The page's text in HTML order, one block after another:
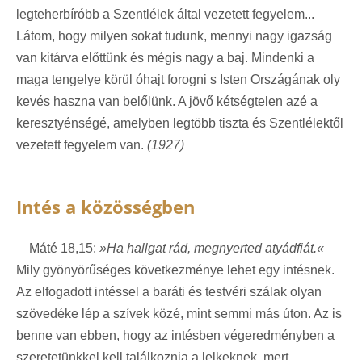
legteherbíróbb a Szentlélek által vezetett fegyelem...
Látom, hogy milyen sokat tudunk, mennyi nagy igazság
van kitárva előttünk és mégis nagy a baj. Mindenki a
maga tengelye körül óhajt forogni s Isten Országának oly
kevés haszna van belőlünk. A jövő kétségtelen azé a
keresztyénségé, amelyben legtöbb tiszta és Szentlélektől
vezetett fegyelem van. (1927)
Intés a közösségben
Máté 18,15: »Ha hallgat rád, megnyerted atyádfiát.«
Mily gyönyörűséges következménye lehet egy intésnek.
Az elfogadott intéssel a baráti és testvéri szálak olyan
szövedéke lép a szívek közé, mint semmi más úton. Az is
benne van ebben, hogy az intésben végeredményben a
szeretetünkkel kell találkoznia a lelkeknek, mert